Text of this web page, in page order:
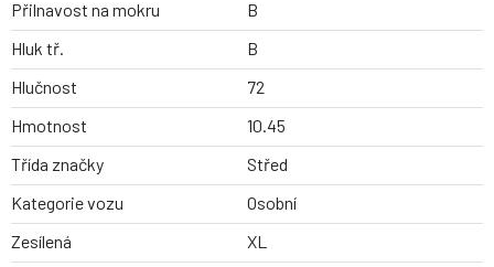
Přilnavost na mokru
B
Hluk tř.
B
Hlučnost
72
Hmotnost
10.45
Třída značky
Střed
Kategorie vozu
Osobní
Zesílená
XL